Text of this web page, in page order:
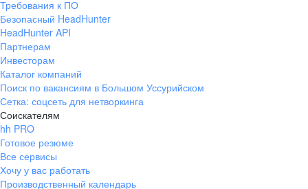
Требования к ПО
Безопасный HeadHunter
HeadHunter API
Партнерам
Инвесторам
Каталог компаний
Поиск по вакансиям в Большом Уссурийском
Сетка: соцсеть для нетворкинга
Соискателям
hh PRO
Готовое резюме
Все сервисы
Хочу у вас работать
Производственный календарь